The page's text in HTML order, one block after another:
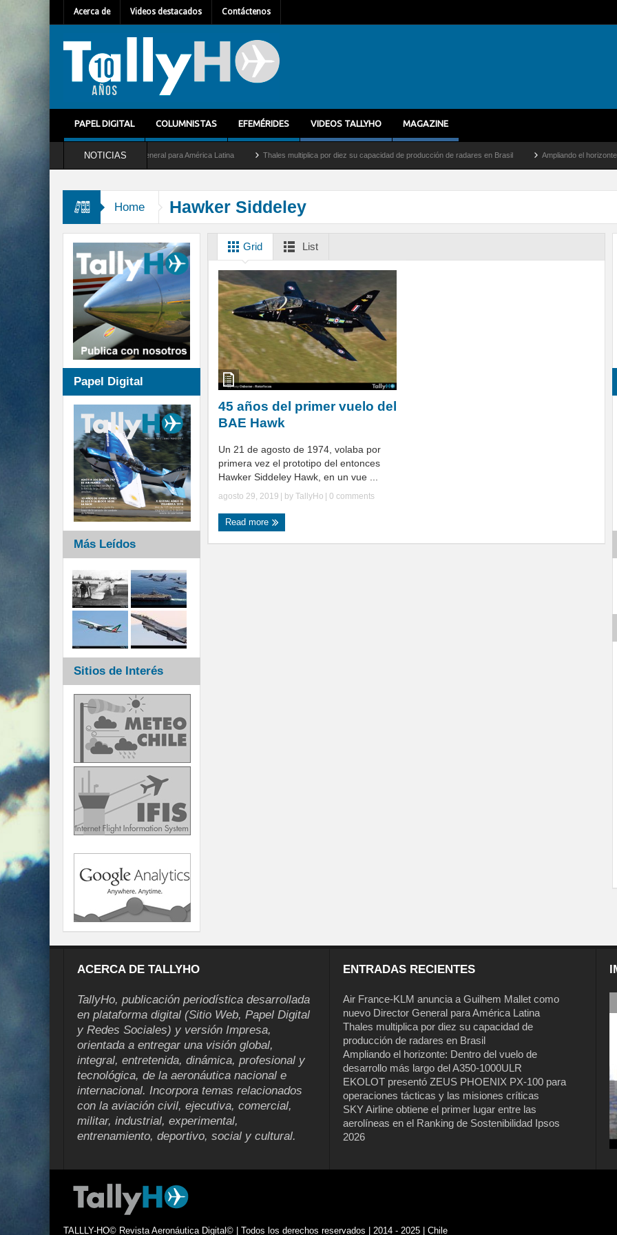
Acerca de Videos destacados Contáctenos
PAPEL DIGITAL COLUMNISTAS EFEMÉRIDES VIDEOS TALLYHO MAGAZINE
NOTICIAS
Mallet como nuevo Director General para América Latina Thales multiplica por diez su capacidad de producción de radares en Brasil Ampliando el horizonte: Dentro
Home Hawker Siddeley
Grid List
45 años del primer vuelo del
BAE Hawk
Un 21 de agosto de 1974, volaba por
primera vez el prototipo del entonces
Hawker Siddeley Hawk, en un vue ...
agosto 29, 2019 | by TallyHo 0 comments
Read more
Papel Digital
Más Leídos
Sitios de Interés
ACERCA DE TALLYHO
TallyHo, publicación periodística desarrollada
en plataforma digital (Sitio Web, Papel Digital
y Redes Sociales) y versión Impresa,
orientada a entregar una visión global,
integral, entretenida, dinámica, profesional y
tecnológica, de la aeronáutica nacional e
internacional. Incorpora temas relacionados
con la aviación civil, ejecutiva, comercial,
militar, industrial, experimental,
entrenamiento, deportivo, social y cultural.
ENTRADAS RECIENTES
Air France-KLM anuncia a Guilhem Mallet como
nuevo Director General para América Latina
Thales multiplica por diez su capacidad de
producción de radares en Brasil
Ampliando el horizonte: Dentro del vuelo de
desarrollo más largo del A350-1000ULR
EKOLOT presentó ZEUS PHOENIX PX-100 para
operaciones tácticas y las misiones críticas
SKY Airline obtiene el primer lugar entre las
aerolíneas en el Ranking de Sostenibilidad Ipsos
2026
TALLLY-HO© Revista Aeronáutica Digital© | Todos los derechos reservados | 2014 - 2025 | Chile